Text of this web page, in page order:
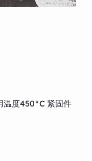
温度450°C 紧固件